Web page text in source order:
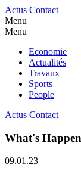
Actus Contact
Menu
Menu
Economie
Actualités
Travaux
Sports
People
Actus Contact
What's
09.01.23